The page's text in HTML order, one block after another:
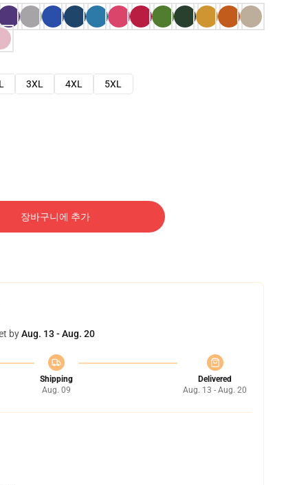
3XL 4XL
5XL
장바구니에 추가
byAug. 13 - Aug. 20
Shipping
Aug. 09
Delivered
Aug. 13 - Aug. 20